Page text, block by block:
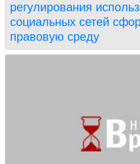
регулирования
социальных сетей
правовую среду